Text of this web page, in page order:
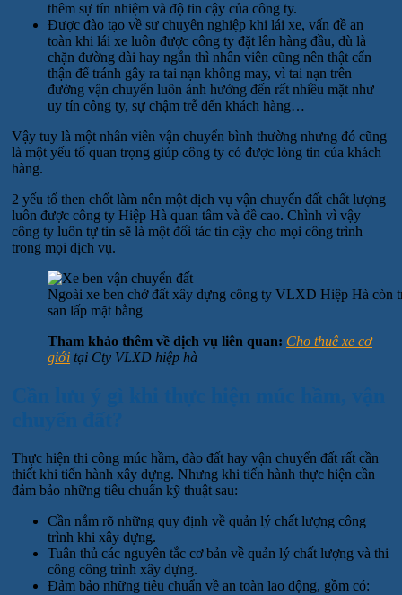
thêm sự tín nhiệm và độ tin cậy của công ty.
Được đào tạo về sư chuyên nghiệp khi lái xe, vấn đề an
toàn khi lái xe luôn được công ty đặt lên hàng đầu, dù là
chặn đường dài hay ngắn thì nhân viên cũng nên thật cẩn
thận để tránh gây ra tai nạn không may, vì tai nạn trên
đường vận chuyển luôn ảnh hưởng đến rất nhiều mặt như
uy tín công ty, sự chậm trễ đến khách hàng…
Vậy tuy là một nhân viên vận chuyển bình thường nhưng đó cũng
là một yếu tố quan trọng giúp công ty có được lòng tin của khách
hàng.
2 yếu tố then chốt làm nên một dịch vụ vận chuyển đất chất lượng
luôn được công ty Hiệp Hà quan tâm và đề cao. Chình vì vậy
công ty luôn tự tin sẽ là một đối tác tin cậy cho mọi công trình
trong mọi dịch vụ.
Ngoài xe ben chở đất xây dựng công ty VLXD Hiệp Hà còn
san lấp mặt bằng
Tham khảo thêm về dịch vụ liên quan: Cho thuê xe cơ
giới tại Cty VLXD hiệp hà
Thực hiện thi công múc hầm, đào đất hay vận chuyển đất rất cần
thiết khi tiến hành xây dựng. Nhưng khi tiến hành thực hiện cần
đảm bảo những tiêu chuẩn kỹ thuật sau:
Cần nắm rõ những quy định về quản lý chất lượng công
trình khi xây dựng.
Tuân thủ các nguyên tắc cơ bản về quản lý chất lượng và thi
công công trình xây dựng.
Đảm bảo những tiêu chuẩn về an toàn lao động, gồm có: